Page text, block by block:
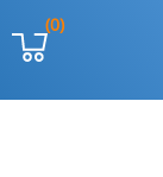
(0)